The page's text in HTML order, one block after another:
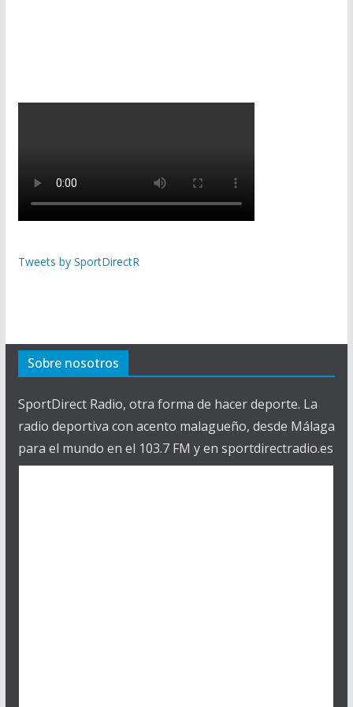
Tweets by SportDirectR
Sobre nosotros
SportDirect Radio, otra forma de hacer deporte. La
radio deportiva con acento malagueño, desde Málaga
para el mundo en el 103.7 FM y en sportdirectradio.es